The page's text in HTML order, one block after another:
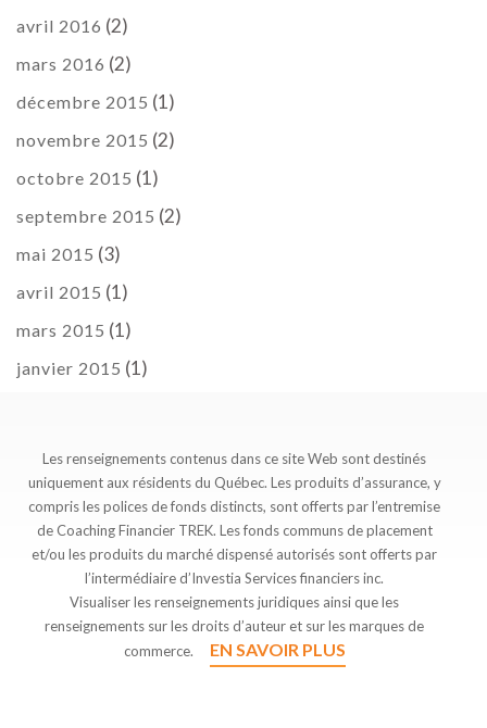
avril 2016 (2)
mars 2016 (2)
décembre 2015 (1)
novembre 2015 (2)
octobre 2015 (1)
septembre 2015 (2)
mai 2015 (3)
avril 2015 (1)
mars 2015 (1)
janvier 2015 (1)
Les renseignements contenus dans ce site Web sont destinés
uniquement aux résidents du Québec. Les produits d’assurance, y
compris les polices de fonds distincts, sont offerts par l’entremise
de Coaching Financier TREK. Les fonds communs de placement
et/ou les produits du marché dispensé autorisés sont offerts par
l’intermédiaire d’Investia Services financiers inc.
Visualiser les renseignements juridiques ainsi que les
renseignements sur les droits d’auteur et sur les marques de
commerce. EN SAVOIR PLUS